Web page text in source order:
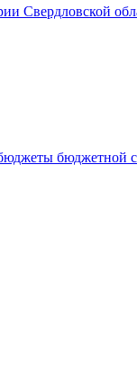
Свердловской
бюджетной